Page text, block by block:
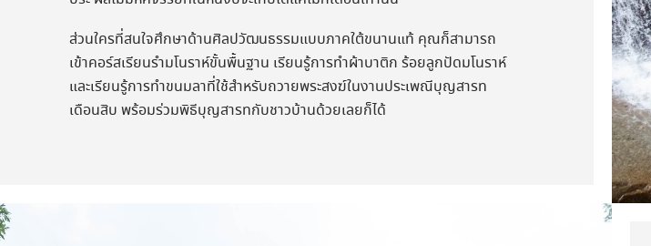
ส่วนใครที่สนใจศึกษาด้านศิลปวัฒนธรรมแบบภาคใต้ขนานแท้ คุณก็สามารถ
เข้าคอร์สเรียนรำมโนราห์ขั้นพื้นฐาน เรียนรู้การทำผ้าบาติก ร้อยลูกปัดมโนราห์
และเรียนรู้การทำขนมลาที่ใช้สำหรับถวายพระสงฆ์ในงานประเพณีบุญสารท
เดือนสิบ พร้อมร่วมพิธีบุญสารทกับชาวบ้านด้วยเลยก็ได้